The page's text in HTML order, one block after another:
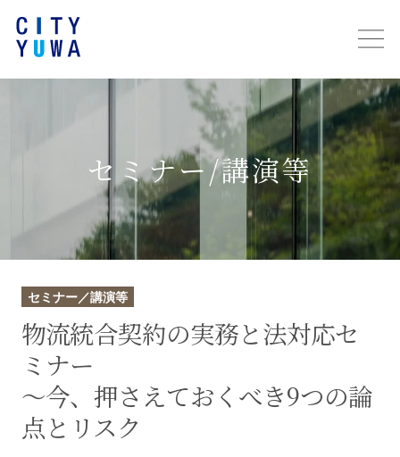
セミナー/講演等
セミナー／講演等
物流統合契約の実務と法対応セ
ミナー
～今、押さえておくべき9つの論
点とリスク